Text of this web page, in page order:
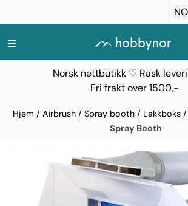
Norsk nettbutikk ♡ Rask
Fri frakt over 1500,-
Hjem / Airbrush / Spray booth / Lakkboks /
Spray Booth